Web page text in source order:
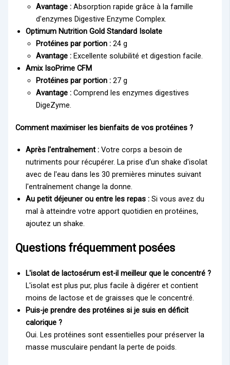
Avantage : Absorption rapide grâce à la famille
d'enzymes Digestive Enzyme Complex.
Optimum Nutrition Gold Standard Isolate
Protéines par portion : 24 g
Avantage : Excellente solubilité et digestion facile.
Amix IsoPrime CFM
Protéines par portion : 27 g
Avantage : Comprend les enzymes digestives
DigeZyme.
Comment maximiser les bienfaits de vos protéines ?
Après l'entraînement : Votre corps a besoin de
nutriments pour récupérer. La prise d'un shake d'isolat
avec de l'eau dans les 30 premières minutes suivant
l'entraînement change la donne.
Au petit déjeuner ou entre les repas : Si vous avez du
mal à atteindre votre apport quotidien en protéines,
ajoutez un shake.
Questions fréquemment posées
L'isolat de lactosérum est-il meilleur que le concentré ?
L'isolat est plus pur, plus facile à digérer et contient
moins de lactose et de graisses que le concentré.
Puis-je prendre des protéines si je suis en déficit
calorique ?
Oui. Les protéines sont essentielles pour préserver la
masse musculaire pendant la perte de poids.